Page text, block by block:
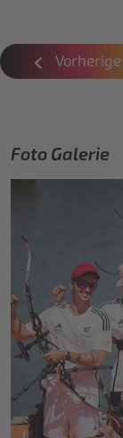
Vorherige
Foto Galerie